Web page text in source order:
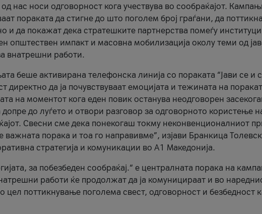
од нас носи одговорност кога учествува во сообраќајот.
пораката да стигне до што поголем број граѓани, да
и да покажат дека стратешките партнерства помеѓу
општествен импакт и масовна мобилизација околу теми од
внатрешни работи.
беше активирана телефонска линија со пораката “Јави се и
директно да ја почувствуваат емоцијата и тежината на
на моментот кога еден повик останува неодговорен
до луѓето и отвори разговор за одговорното користење
Свесни сме дека понекогаш токму неконвенционалниот
важната порака и тоа го направивме”, изјави Бранкица
стратегија и комуникации во А1 Македонија.
за побезбеден сообраќај.“ е централната порака на
работи ќе продолжат да ја комуницираат и во
цел поттикнување поголема свест, одговорност и безбедност